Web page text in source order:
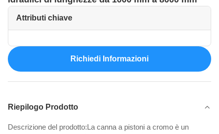
Attributi chiave
Richiedi Informazioni
Riepilogo Prodotto
Descrizione del prodotto:La canna a pistoni a cromo è un